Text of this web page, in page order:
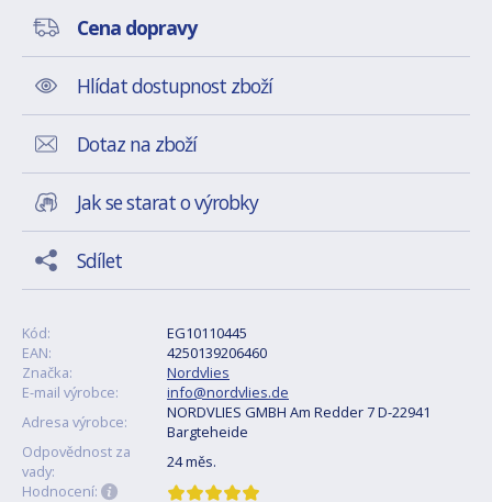
Cena dopravy
Hlídat dostupnost zboží
Dotaz na zboží
Jak se starat o výrobky
Sdílet
Kód:
EG10110445
EAN:
4250139206460
Značka:
Nordvlies
E-mail výrobce:
info@nordvlies.de
Adresa výrobce:
NORDVLIES GMBH Am Redder 7 D-22941
Bargteheide
Odpovědnost za
vady:
24 měs.
Hodnocení: